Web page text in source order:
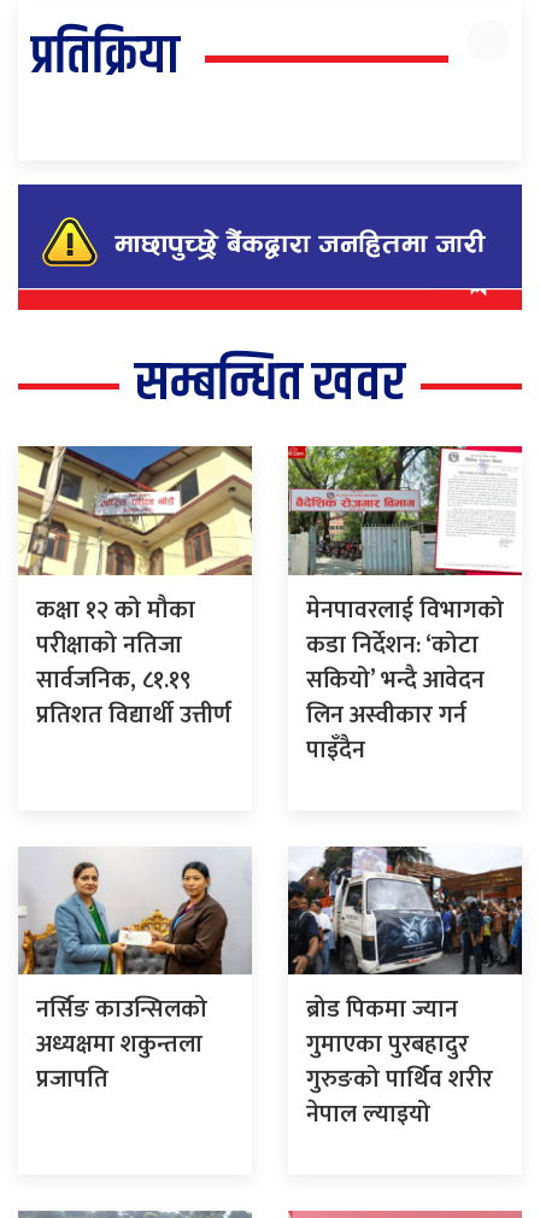
प्रतिक्रिया
सम्बन्धित खवर
कक्षा १२ को मौका
परीक्षाको नतिजा
सार्वजनिक, ८१.१९
प्रतिशत विद्यार्थी उत्तीर्ण
मेनपावरलाई विभागको
कडा निर्देशन: ‘कोटा
सकियो’ भन्दै आवेदन
लिन अस्वीकार गर्न
पाइँदैन
नर्सिङ काउन्सिलको
अध्यक्षमा शकुन्तला
प्रजापति
ब्रोड पिकमा ज्यान
गुमाएका पुरबहादुर
गुरुङको पार्थिव शरीर
नेपाल ल्याइयो